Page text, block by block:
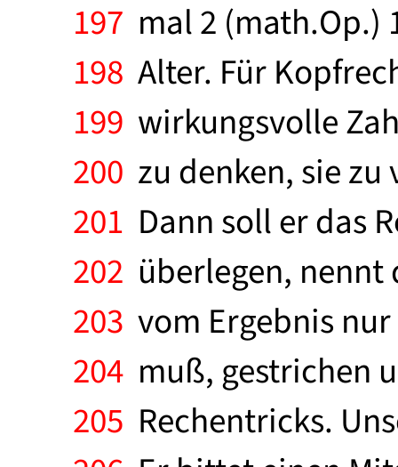
197 mal 2 (math.Op.)
198 Alter. Für
199 wirkungsvolle
200 zu denken, sie
201 Dann soll er das
202 überlegen, nennt
203 vom Ergebnis
204 muß, gestrichen
205 Rechentricks.